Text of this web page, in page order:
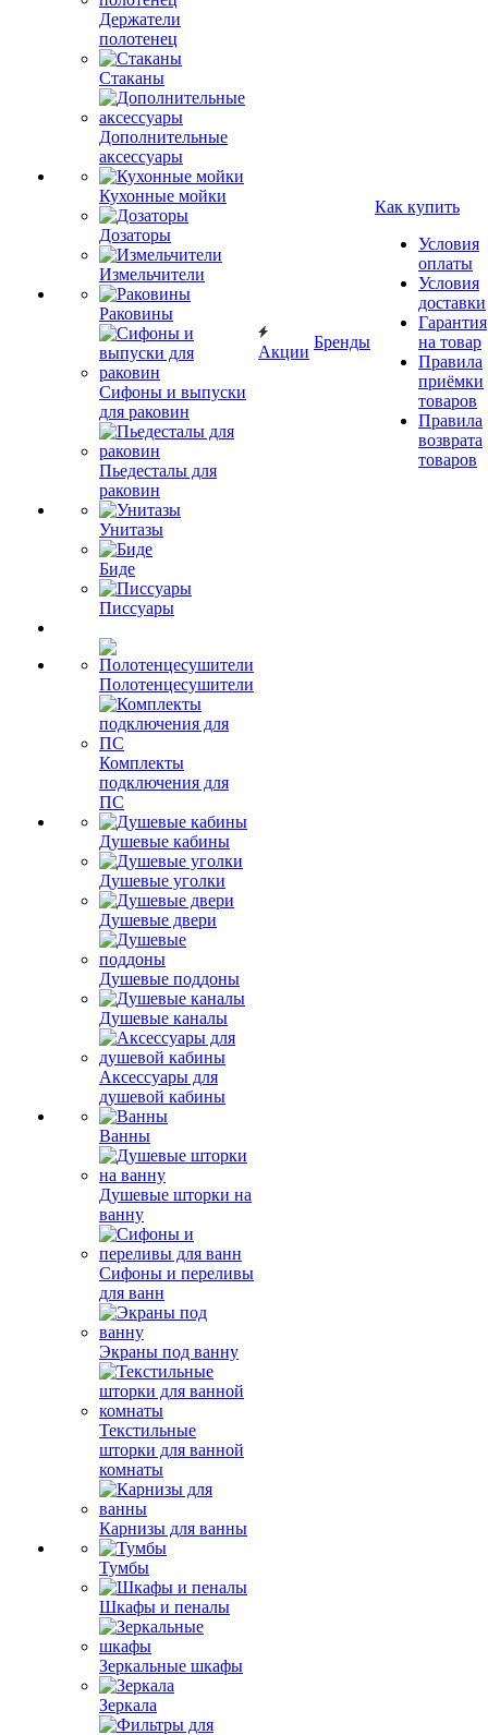
Держатели
полотенец
Стаканы
Дополнительные
аксессуары
Кухонные мойки
Дозаторы
Измельчители
Раковины
Сифоны и выпуски
для раковин
Пьедесталы для
раковин
Унитазы
Биде
Писсуары
Полотенцесушители
Комплекты
подключения для
ПС
Душевые кабины
Душевые уголки
Душевые двери
Душевые поддоны
Душевые каналы
Аксессуары для
душевой кабины
Ванны
Душевые шторки на
ванну
Сифоны и переливы
для ванн
Экраны под ванну
Текстильные
шторки для ванной
комнаты
Карнизы для ванны
Тумбы
Шкафы и пеналы
Зеркальные шкафы
Зеркала
Акции
Бренды
Как купить
Условия
оплаты
Условия
доставки
Гарантия
на товар
Правила
приёмки
товаров
Правила
возврата
товаров